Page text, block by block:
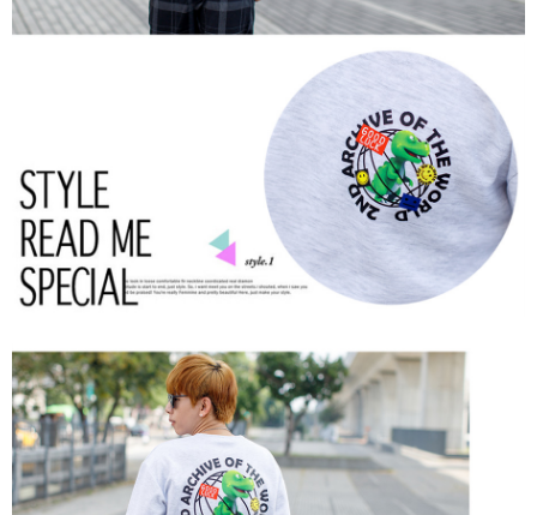
１．透過由恩沛科技股份有限公司提供之「AFTEE先享後付」服務完成之交
易，需依本服務之必要範圍內提供個人資料，並將交易相關給付款項請求債
２．關於個人資料處理事宜，請瀏覽以下網址：
３．未成年的使用者請事先徵得法定代理人或監護人之同意方可使用
「AFTEE先享後付」，若未經同意申辦者引起之損失，本公司不負相關責
４．使用「AFTEE先享後付」時，將依據個別帳號之用戶狀況，依本公司即
時審查核予不同之上限額度；若仍有額度不足之情形，本公司將視審查結果
請求用戶進行身份認證。
５．嚴禁一人註冊多個帳號或使用他人資訊註冊。若發現惡意使用之情形，
恩沛科技股份有限公司將有權停止該用戶之使用額度並採取法律行動。
每筆NT$120，滿NT$3,000(含以上)免運費